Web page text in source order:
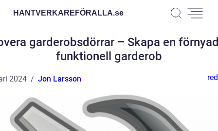
HANTVERKAREFÖRALLA.se
garderobsdörrar – Skapa en
funktionell garderob
2024 Jon Larsson